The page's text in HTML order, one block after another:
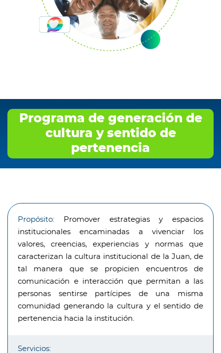
Programa de generación de
cultura y sentido de
pertenencia
Propósito: Promover estrategias y espacios
institucionales encaminadas a vivenciar los
valores, creencias, experiencias y normas que
caracterizan la cultura institucional de la Juan, de
tal manera que se propicien encuentros de
comunicación e interacción que permitan a las
personas sentirse partícipes de una misma
comunidad generando la cultura y el sentido de
pertenencia hacia la institución.
Servicios: